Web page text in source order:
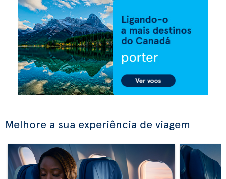
Melhore a sua experiência de viagem